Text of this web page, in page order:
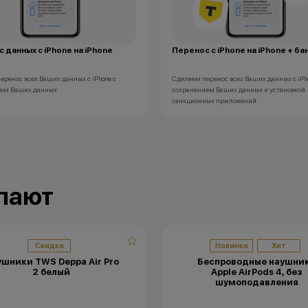
данных с iPhone на iPhone
всех Ваших данных с iPhone с
Ваших данных.
Перенос с iPhone на iPhone +
Сделаем перенос всех Ваших данных с
сохранением Ваших данных и установкой
санкционных приложений.
Скидка
TWS Deppa Air Pro
2 белый
Новинка Хит
Беспроводные
Apple AirPods 4, без
шумоподавления